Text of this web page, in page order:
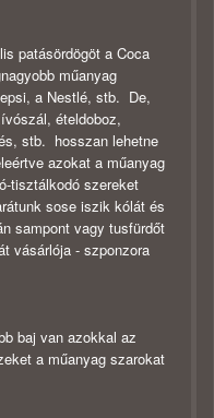
patásördögöt a Coca
műanyag
a Nestlé, stb. De,
ételdoboz,
stb. hosszan lehetne
azokat a műanyag
tisztálkodó szereket
sose iszik kólát és
sampont vagy tusfürdőt
vásárlója - szponzora
baj van azokkal az
a műanyag szarokat